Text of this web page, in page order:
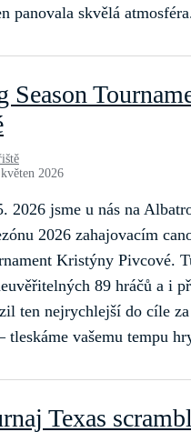
panovala skvělá
Season
2026
2026 jsme u nás na
2026 zahajovacím
Kristýny Pivcové.
89 hráčů a i
ten nejrychlejší do cíle
tleskáme vašemu tempu
Texas